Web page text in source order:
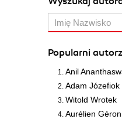
Popularni
Anil
Adam Józefiok
Witold Wrotek
Aurélien Géron